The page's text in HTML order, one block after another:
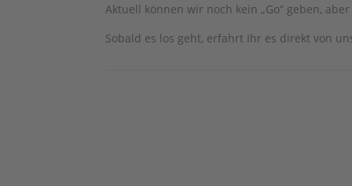
Aktuell können wir noch kein „Go“ geben,
Sobald es los geht, erfahrt Ihr es direkt von